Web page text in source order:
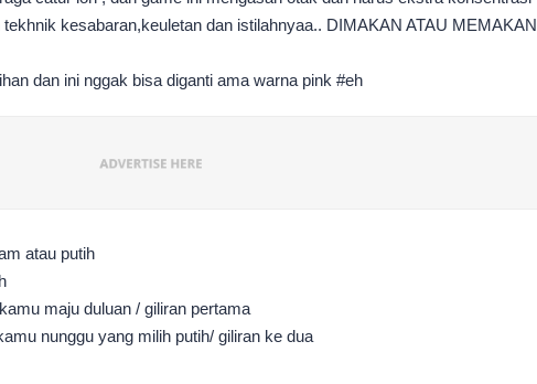
kesabaran,keuletan dan istilahnyaa.. DIMAKAN ATAU MEMAKAN
dan ini nggak bisa diganti ama warna pink #eh
atau putih
maju duluan / giliran pertama
nunggu yang milih putih/ giliran ke dua